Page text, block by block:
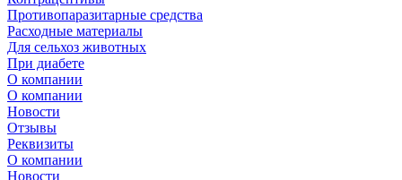
Противопаразитарные средства
Расходные материалы
Для сельхоз животных
При диабете
О компании
О компании
Новости
Отзывы
Реквизиты
О компании
Новости